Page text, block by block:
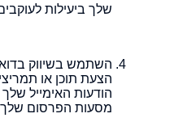
שלך ביעילות
השתמש בשיווק
הצעת תוכן או
הודעות האימייל
מסעות הפרסום שלך